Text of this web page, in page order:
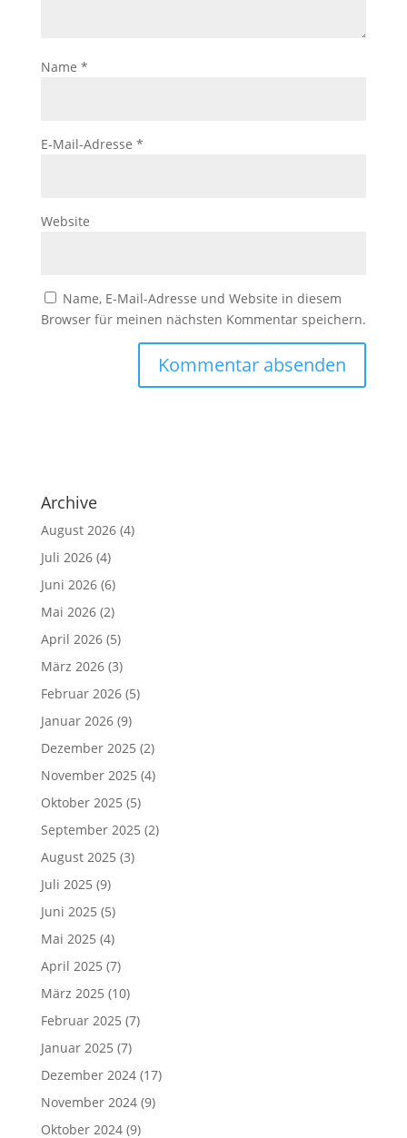
Name *
E-Mail-Adresse *
Website
Name, E-Mail-Adresse und Website in diesem
Browser für meinen nächsten Kommentar speichern.
Archive
August 2026(4)
Juli 2026(4)
Juni 2026(6)
Mai 2026(2)
April 2026(5)
März 2026(3)
Februar 2026(5)
Januar 2026(9)
Dezember 2025 (2)
November 2025 (4)
Oktober 2025 (5)
September 2025 (2)
August 2025 (3)
Juli 2025 (9)
Juni 2025 (5)
Mai 2025 (4)
April 2025 (7)
März 2025 (10)
Februar 2025 (7)
Januar 2025 (7)
Dezember 2024(17)
November 2024(9)
Oktober 2024(9)